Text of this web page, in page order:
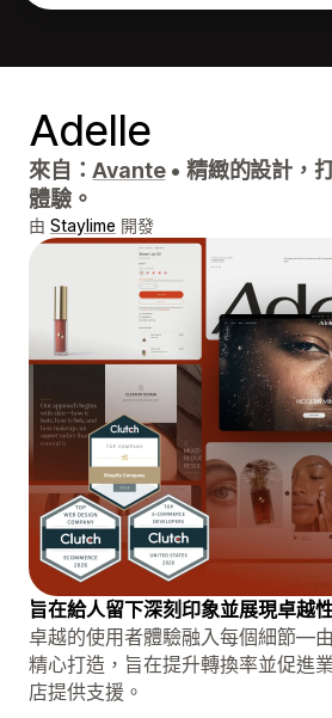
Adelle
來自：Avante • 精緻的設計，
體驗。
由 Staylime 開發
旨在給人留下深刻印象並展現卓越
卓越的使用者體驗融入每個細節—
精心打造，旨在提升轉換率並促進
店提供支援。